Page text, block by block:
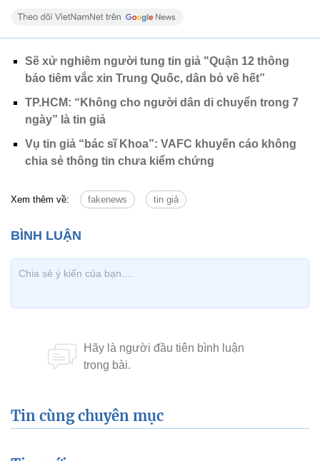
Sẽ xử nghiêm người tung tin giả "Quận 12 thông
báo tiêm vắc xin Trung Quốc, dân bỏ về hết”
TP.HCM: “Không cho người dân di chuyển trong 7
ngày” là tin giả
Vụ tin giả “bác sĩ Khoa”: VAFC khuyến cáo không
chia sẻ thông tin chưa kiểm chứng
Xem thêm về: fakenews tin giả
Tin cùng chuyên mục